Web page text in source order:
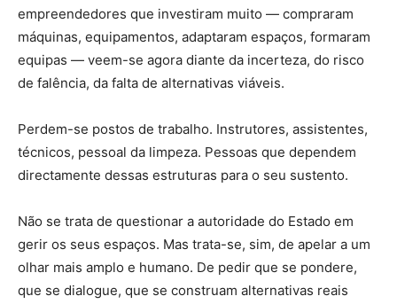
empreendedores que investiram muito — compraram
máquinas, equipamentos, adaptaram espaços, formaram
equipas — veem-se agora diante da incerteza, do risco
de falência, da falta de alternativas viáveis.
Perdem-se postos de trabalho. Instrutores, assistentes,
técnicos, pessoal da limpeza. Pessoas que dependem
directamente dessas estruturas para o seu sustento.
Não se trata de questionar a autoridade do Estado em
gerir os seus espaços. Mas trata-se, sim, de apelar a um
olhar mais amplo e humano. De pedir que se pondere,
que se dialogue, que se construam alternativas reais